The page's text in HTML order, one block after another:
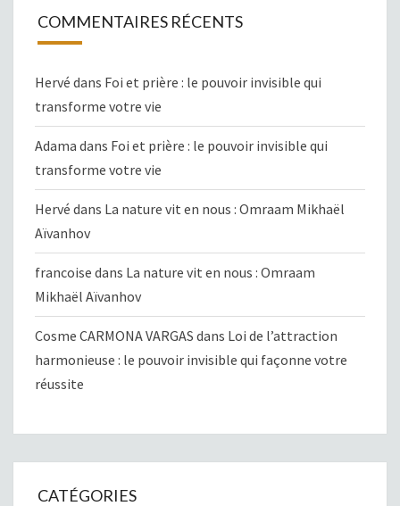
COMMENTAIRES RÉCENTS
Hervé dans Foi et prière : le pouvoir invisible qui
transforme votre vie
Adama dans Foi et prière : le pouvoir invisible qui
transforme votre vie
Hervé dans La nature vit en nous : Omraam Mikhaël
Aïvanhov
francoise dans La nature vit en nous : Omraam
Mikhaël Aïvanhov
Cosme CARMONA VARGAS dans Loi de l’attraction
harmonieuse : le pouvoir invisible qui façonne votre
réussite
CATÉGORIES